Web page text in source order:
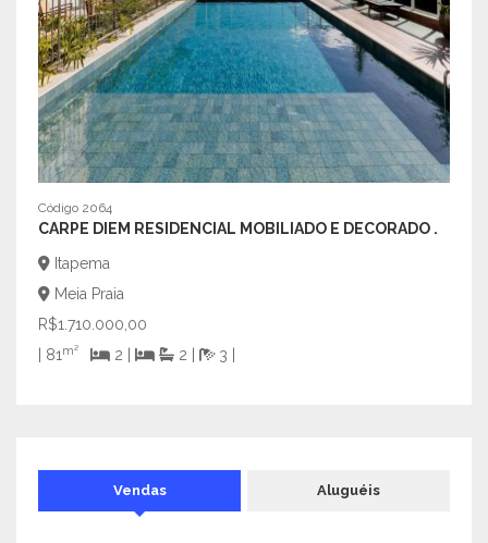
Código 2064
CARPE DIEM RESIDENCIAL MOBILIADO E DECORADO .
Itapema
Meia Praia
R$1.710.000,00
| 81m² 2 | 2 | 3 |
Vendas Aluguéis